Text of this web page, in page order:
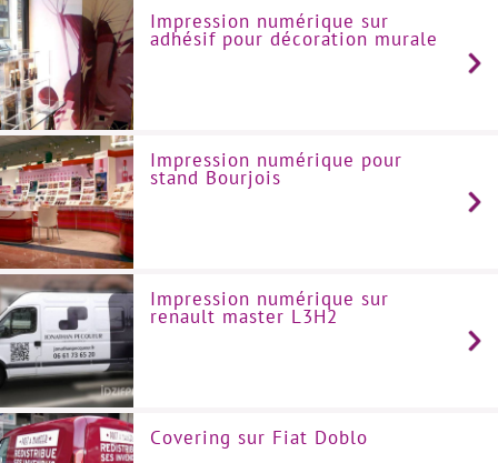
Impression numérique sur
adhésif pour décoration murale
Impression numérique pour
stand Bourjois
Impression numérique sur
renault master L3H2
Covering sur Fiat Doblo